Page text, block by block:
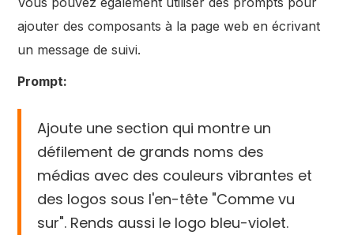
ajouter des composants à la page web en écrivant
un message de suivi.
Prompt:
Ajoute une section qui montre un
défilement de grands noms des
médias avec des couleurs vibrantes et
des logos sous l'en-tête "Comme vu
sur". Rends aussi le logo bleu-violet.